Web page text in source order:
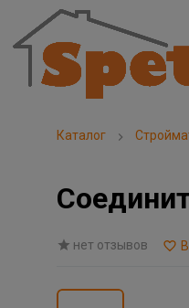
Каталог
нет отзывов